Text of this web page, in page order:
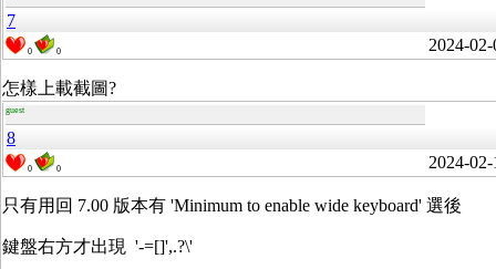
7
0 0 2024-02-
怎樣上載截圖?
guest
8
0 0 2024-02-
只有用回 7.00 版本有 'Minimum to enable wide keyboard' 選後
鍵盤右方才出現 '-=[]',.?\'